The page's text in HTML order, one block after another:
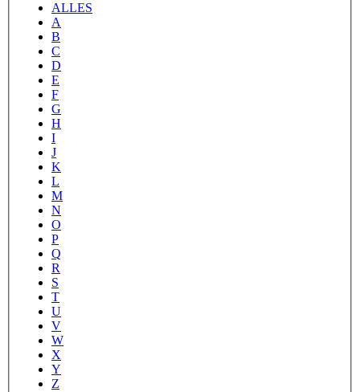
ALLES
A
B
C
D
E
F
G
H
I
J
K
L
M
N
O
P
Q
R
S
T
U
V
W
X
Y
Z